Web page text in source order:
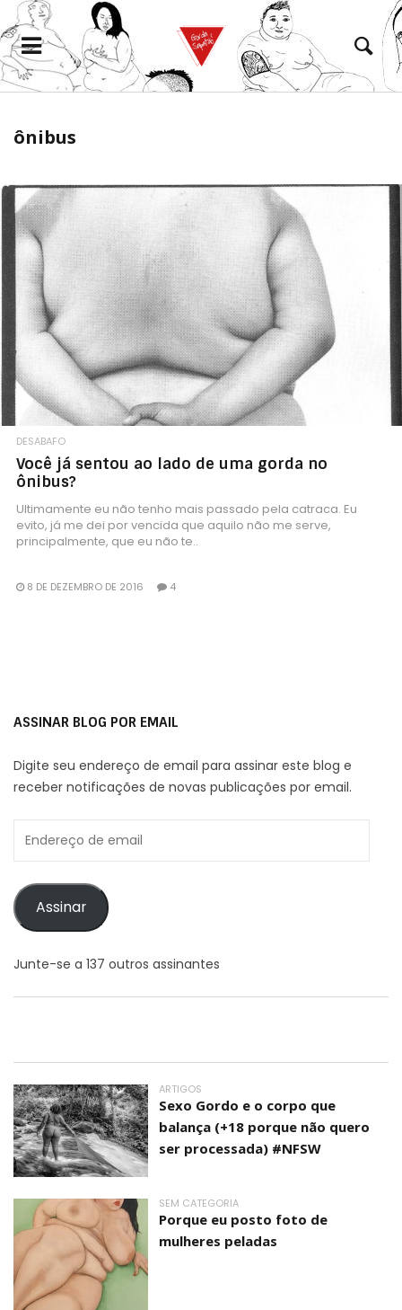
ônibus
DESABAFO
Você já sentou ao lado de uma gorda no
ônibus?
Ultimamente eu não tenho mais passado pela catraca. Eu
evito, já me dei por vencida que aquilo não me serve,
principalmente, que eu não te..
8 DE DEZEMBRO DE 2016 4
ASSINAR BLOG POR EMAIL
Digite seu endereço de email para assinar este blog e
receber notificações de novas publicações por email.
de
Assinar
Junte-se a 137 outros assinantes
ARTIGOS
Sexo Gordo e o corpo que
balança (+18 porque não quero
ser processada) #NFSW
SEM CATEGORIA
Porque eu posto foto de
mulheres peladas